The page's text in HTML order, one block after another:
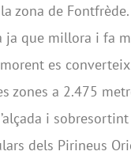
zona de
que millora i fa
es
zones a 2.475
i
dels Pirineus